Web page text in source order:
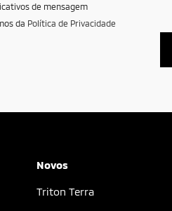
de mensagem
da Política de Privacidade
Novos
Triton Terra